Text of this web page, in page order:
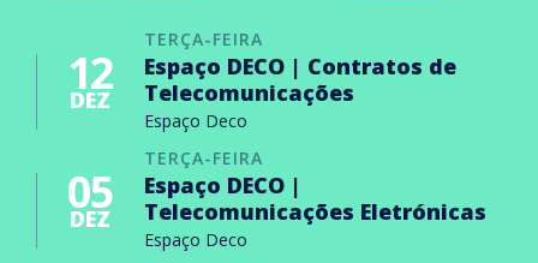
TERÇA-FEIRA
12
DEZ
Espaço DECO | Contratos de
Telecomunicações
Espaço Deco
TERÇA-FEIRA
05
DEZ
Espaço DECO |
Telecomunicações Eletrónicas
Espaço Deco